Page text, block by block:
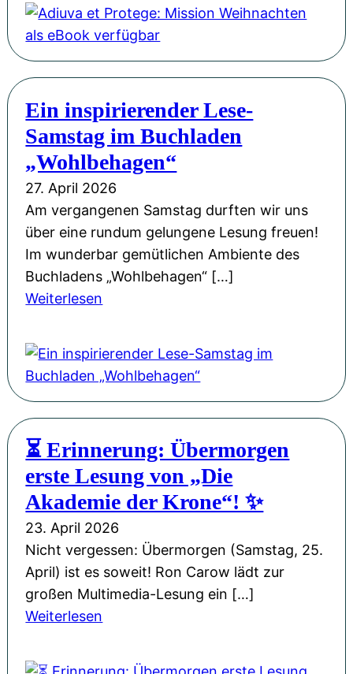
H
L
u
d
w
i
g
s
b
u
r
g
g
-
S
a
ß
!
r
F
o
r
i
n
M
ü
l
l
e
r
a
s
t
n
d
e
r
H
L
u
d
ö
f
f
e
n
t
l
i
c
h
t
M
u
s
-
g
l
e
„
M
a
n
i
u
e
t
P
r
t
e
:
i
s
s
i
o
n
W
e
i
h
n
a
c
Ein inspirierender Lese-
Samstag im Buchladen
„Wohlbehagen“
27. April 2026
Am vergangenen Samstag durften wir uns
über eine rundum gelungene Lesung freuen!
Im wunderbar gemütlichen Ambiente des
Buchladens „Wohlbehagen“ […]
Weiterlesen
n
i
n
p
i
r
i
e
d
⏳ Erinnerung: Übermorgen
erste Lesung von „Die
Akademie der Krone“! ✨
23. April 2026
Nicht vergessen: Übermorgen (Samstag, 25.
April) ist es soweit! Ron Carow lädt zur
großen Multimedia-Lesung ein […]
Weiterlesen